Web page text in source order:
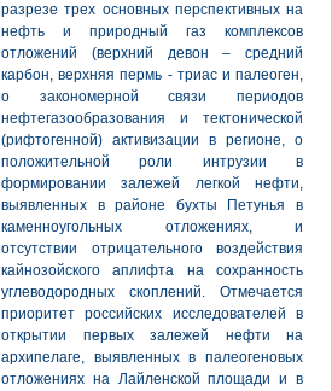
разрезе трех основных перспективных на
нефть и природный газ комплексов
отложений (верхний девон – средний
карбон, верхняя пермь - триас и палеоген,
о закономерной связи периодов
нефтегазообразования и тектонической
(рифтогенной) активизации в регионе, о
положительной роли интрузии в
формировании залежей легкой нефти,
выявленных в районе бухты Петунья в
каменноугольных отложениях, и
отсутствии отрицательного воздействия
кайнозойского аплифта на сохранность
углеводородных скоплений. Отмечается
приоритет российских исследователей в
открытии первых залежей нефти на
архипелаге, выявленных в палеогеновых
отложениях на Лайленской площади и в